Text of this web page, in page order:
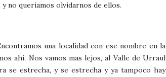
no queríamos olvidarnos de ellos.
una localidad con ese nombre en la
ahí. Nos vamos mas lejos, al Valle de Urraul
se estrecha, y se estrecha y ya tampoco hay